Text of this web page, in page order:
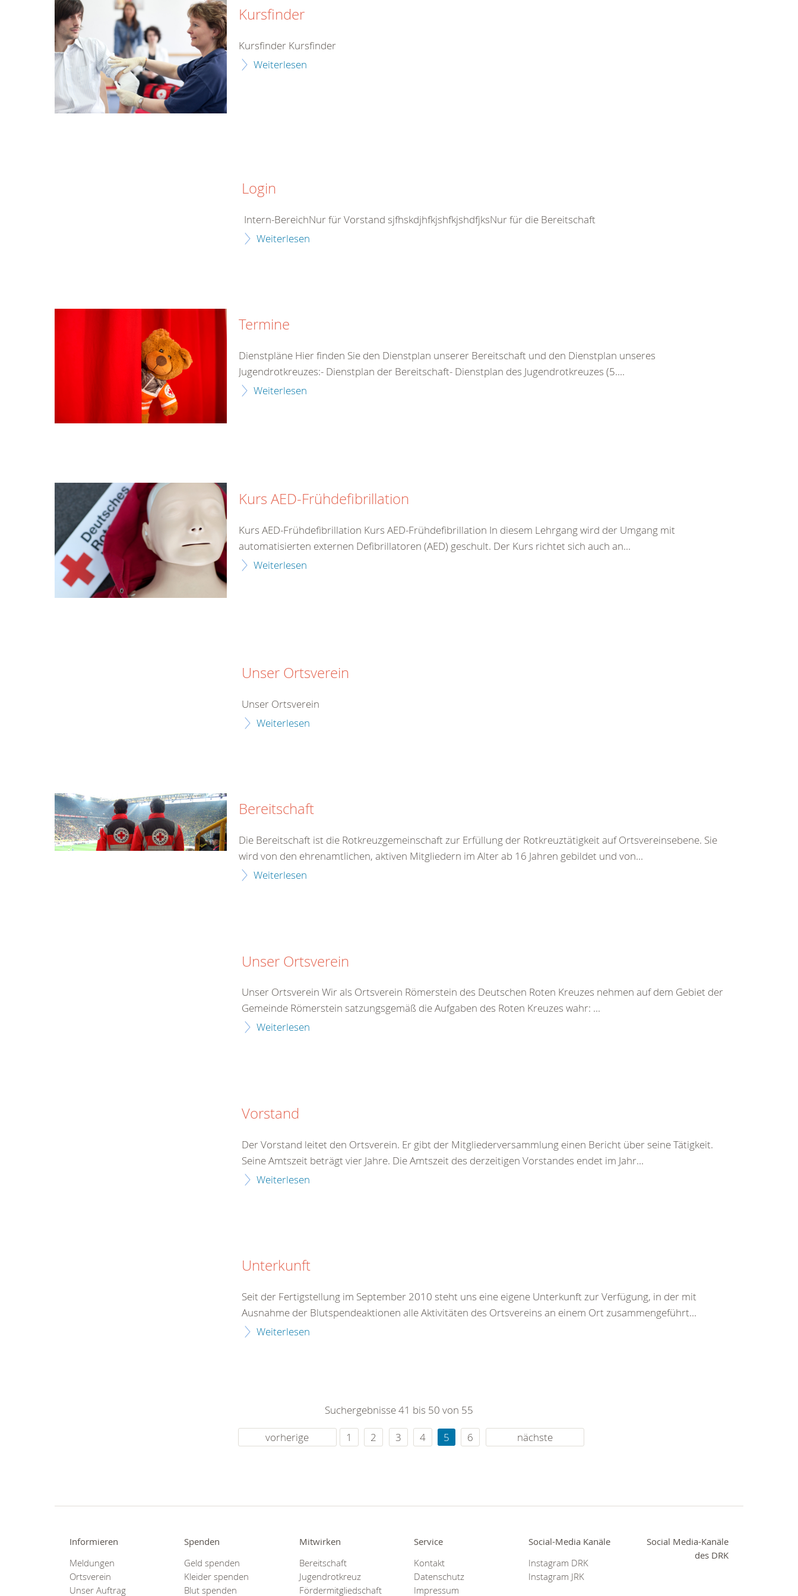
Kursfinder
Kursfinder Kursfinder
Weiterlesen
Login
Intern-BereichNur für Vorstand sjfhskdjhfkjshfkjshdfjksNur für die Bereitschaft
Weiterlesen
Termine
Dienstpläne Hier finden Sie den Dienstplan unserer Bereitschaft und den Dienstplan unseres
Jugendrotkreuzes:- Dienstplan der Bereitschaft- Dienstplan des Jugendrotkreuzes (5....
Weiterlesen
Kurs AED-Frühdefibrillation
Kurs AED-Frühdefibrillation Kurs AED-Frühdefibrillation In diesem Lehrgang wird der Umgang mit
automatisierten externen Defibrillatoren (AED) geschult. Der Kurs richtet sich auch an...
Weiterlesen
Unser Ortsverein
Unser Ortsverein
Weiterlesen
Bereitschaft
Die Bereitschaft ist die Rotkreuzgemeinschaft zur Erfüllung der Rotkreuztätigkeit auf Ortsvereinsebene. Sie
wird von den ehrenamtlichen, aktiven Mitgliedern im Alter ab 16 Jahren gebildet und von...
Weiterlesen
Unser Ortsverein
Unser Ortsverein Wir als Ortsverein Römerstein des Deutschen Roten Kreuzes nehmen auf dem Gebiet der
Gemeinde Römerstein satzungsgemäß die Aufgaben des Roten Kreuzes wahr: ...
Weiterlesen
Vorstand
Der Vorstand leitet den Ortsverein. Er gibt der Mitgliederversammlung einen Bericht über seine Tätigkeit.
Seine Amtszeit beträgt vier Jahre. Die Amtszeit des derzeitigen Vorstandes endet im Jahr...
Weiterlesen
Unterkunft
Seit der Fertigstellung im September 2010 steht uns eine eigene Unterkunft zur Verfügung, in der mit
Ausnahme der Blutspendeaktionen alle Aktivitäten des Ortsvereins an einem Ort zusammengeführt...
Weiterlesen
Suchergebnisse 41 bis 50 von 55
vorherige
1 2 3 4 5 6 nächste
Informieren
Meldungen
Ortsverein
Unser Auftrag
Spenden
Geld spenden
Kleider spenden
Blut spenden
Mitwirken
Bereitschaft
Jugendrotkreuz
Fördermitgliedschaft
Service
Kontakt
Datenschutz
Impressum
Social-Media Kanäle
Instagram DRK
Instagram JRK
Social Media-Kanäle
des DRK